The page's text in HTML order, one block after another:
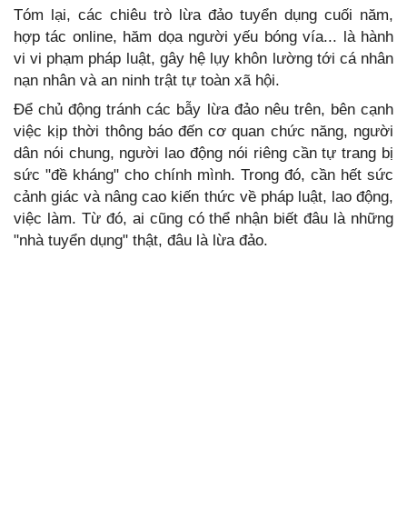
Tóm lại, các chiêu trò lừa đảo tuyển dụng cuối năm,
hợp tác online, hăm dọa người yếu bóng vía... là hành
vi vi phạm pháp luật, gây hệ lụy khôn lường tới cá nhân
nạn nhân và an ninh trật tự toàn xã hội.
Để chủ động tránh các bẫy lừa đảo nêu trên, bên cạnh
việc kịp thời thông báo đến cơ quan chức năng, người
dân nói chung, người lao động nói riêng cần tự trang bị
sức "đề kháng" cho chính mình. Trong đó, cần hết sức
cảnh giác và nâng cao kiến thức về pháp luật, lao động,
việc làm. Từ đó, ai cũng có thể nhận biết đâu là những
"nhà tuyển dụng" thật, đâu là lừa đảo.